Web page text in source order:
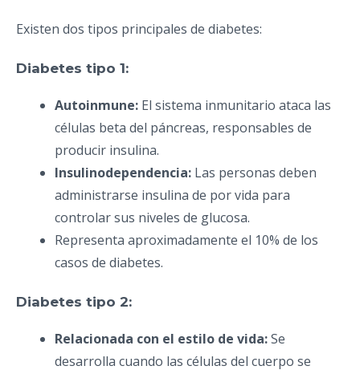
Existen dos tipos principales de diabetes:
Diabetes tipo 1:
Autoinmune: El sistema inmunitario ataca las
células beta del páncreas, responsables de
producir insulina.
Insulinodependencia: Las personas deben
administrarse insulina de por vida para
controlar sus niveles de glucosa.
Representa aproximadamente el 10% de los
casos de diabetes.
Diabetes tipo 2:
Relacionada con el estilo de vida:Se
desarrolla cuando las células del cuerpo se